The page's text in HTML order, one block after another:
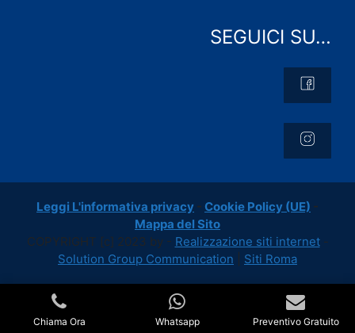
SEGUICI SU…
Leggi L'informativa privacy - Cookie Policy (UE) -
Mappa del Sito
COPYRIGHT [c] 2023 by - Realizzazione siti internet-
Solution Group Communication
Siti Roma
Chiama Ora Whatsapp Preventivo Gratuito